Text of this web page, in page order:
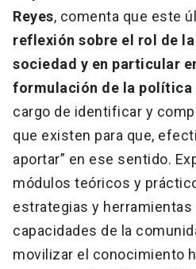
Reyes, comenta que este
reflexión sobre el rol de
sociedad y en particular
formulación de la política
cargo de identificar y
que existen para que,
aportar” en ese sentido.
módulos teóricos y
estrategias y
capacidades de la
movilizar el conocimiento